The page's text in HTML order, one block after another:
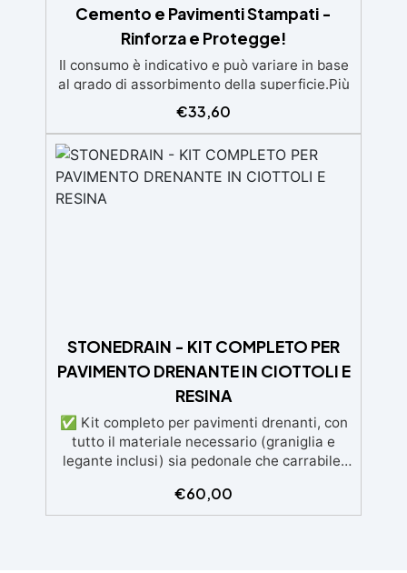
Cemento e Pavimenti Stampati -
Rinforza e Protegge!
Il consumo è indicativo e può variare in base
al grado di assorbimento della superficie.Più
la superficie è assorbente, maggiore sarà la
quantità di prodotto necessaria.Per un
risultato ottimale, consigliamo di acquistare
una quantità sufficiente per l’applicazione di
almeno due mani. ✅ Resina metacrilica
monocomponente per consolidare e
asciugatura in meno di 12 ore per una
protezione rapida e duratura ✅ Ideale per
garage, cortili, magazzini e piazzali,
chimici
€33,60
STONEDRAIN - KIT COMPLETO PER
PAVIMENTO DRENANTE IN CIOTTOLI E
RESINA
✅ Kit completo per pavimenti drenanti, con
tutto il materiale necessario (graniglia e
legante inclusi) sia pedonale che carrabile.
per risultati impeccabili, senza bisogno di
esperienza, con assistenza video/telefonica
€60,00